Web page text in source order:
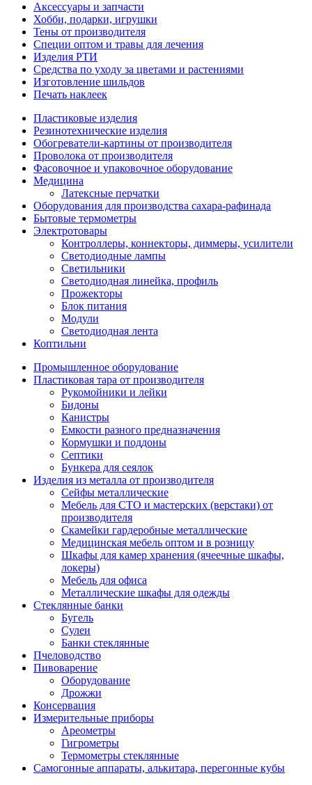
Аксессуары и запчасти
Хобби, подарки, игрушки
Тены от производителя
Специи оптом и травы для лечения
Изделия РТИ
Средства по уходу за цветами и растениями
Изготовление шильдов
Печать наклеек
Пластиковые изделия
Резинотехнические изделия
Обогреватели-картины от производителя
Проволока от производителя
Фасовочное и упаковочное оборудование
Медицина
Латексные перчатки
Оборудования для производства сахара-рафинада
Бытовые термометры
Электротовары
Контроллеры, коннекторы, диммеры, усилители
Светодиодные лампы
Светильники
Светодиодная линейка, профиль
Прожекторы
Блок питания
Модули
Светодиодная лента
Коптильни
Промышленное оборудование
Пластиковая тара от производителя
Рукомойники и лейки
Бидоны
Канистры
Емкости разного предназначения
Кормушки и поддоны
Септики
Бункера для сеялок
Изделия из металла от производителя
Сейфы металлические
Мебель для СТО и мастерских (верстаки) от
производителя
Скамейки гардеробные металлические
Медицинская мебель оптом и в розницу
Шкафы для камер хранения (ячеечные шкафы,
локеры)
Мебель для офиса
Металлические шкафы для одежды
Стеклянные банки
Бугель
Сулеи
Банки стеклянные
Пчеловодство
Пивоварение
Оборудование
Дрожжи
Консервация
Измерительные приборы
Ареометры
Гигрометры
Термометры стеклянные
Самогонные аппараты, алькитара, перегонные кубы